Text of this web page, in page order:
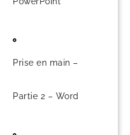
Prise en main –
Partie 2 – Word